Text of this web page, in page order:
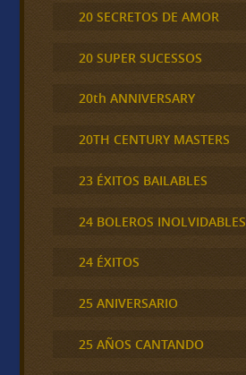
20 SECRETOS DE AMOR
20 SUPER SUCESSOS
20th ANNIVERSARY
20TH CENTURY MASTERS
23 ÉXITOS BAILABLES
24 BOLEROS INOLVIDABLES
24 ÉXITOS
25 ANIVERSARIO
25 AÑOS CANTANDO